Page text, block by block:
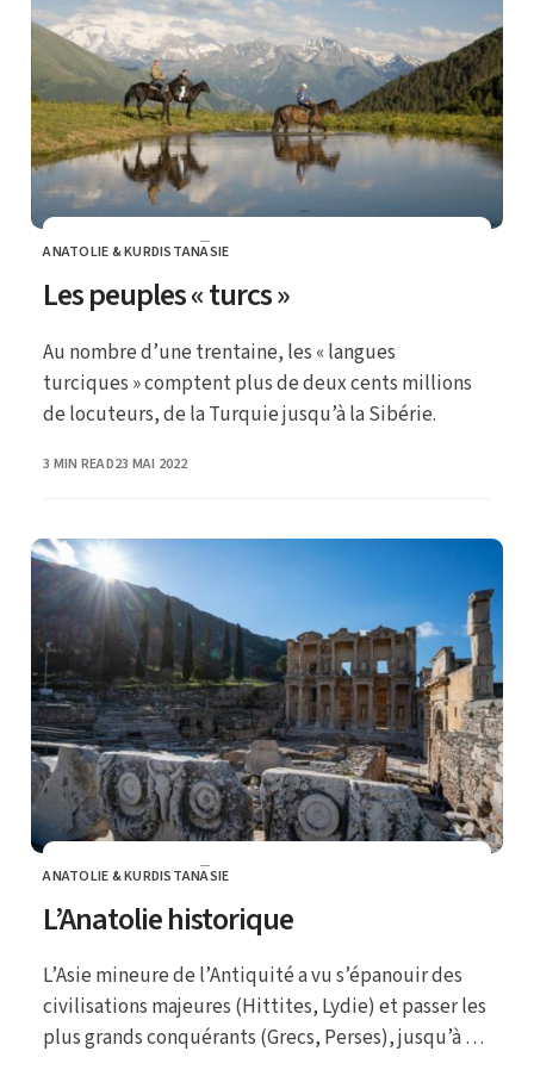
CATEGORY
ANATOLIE & KURDISTANASIE
Les peuples « turcs »
Au nombre d’une trentaine, les « langues
turciques » comptent plus de deux cents millions
de locuteurs, de la Turquie jusqu’à la Sibérie.
3 MIN READPUBLISHED
23 MAI 2022
CATEGORY
ANATOLIE & KURDISTANASIE
L’Anatolie historique
L’Asie mineure de l’Antiquité a vu s’épanouir des
civilisations majeures (Hittites, Lydie) et passer les
plus grands conquérants (Grecs, Perses), jusqu’à sa